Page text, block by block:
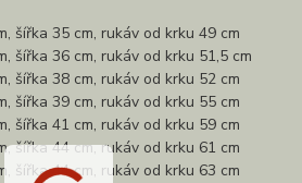
šířka 35 cm, rukáv od krku 49 cm
šířka 36 cm, rukáv od krku 51,5 cm
šířka 38 cm, rukáv od krku 52 cm
šířka 39 cm, rukáv od krku 55 cm
šířka 41 cm, rukáv od krku 59 cm
šířka 44 cm, rukáv od krku 61 cm
šířka 44 cm, rukáv od krku 63 cm